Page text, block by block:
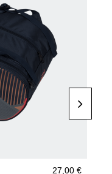
27,00 €